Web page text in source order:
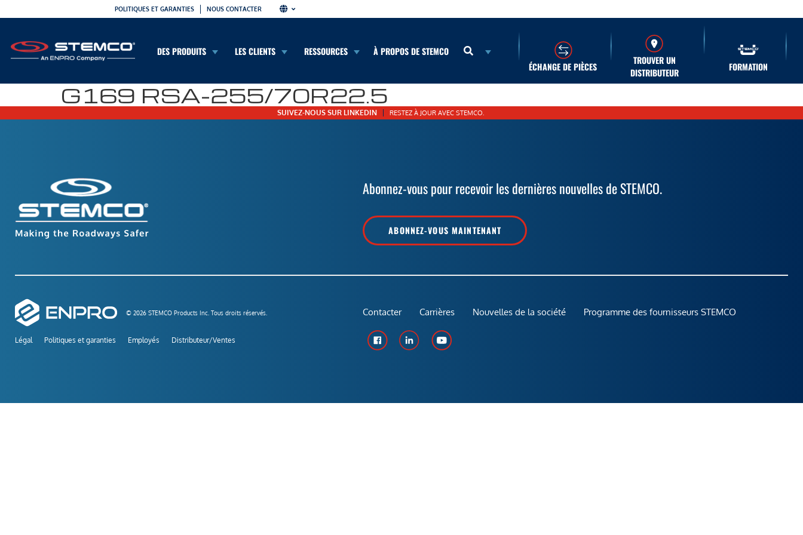
POLITIQUES ET GARANTIES NOUS CONTACTER
DES PRODUITS LES CLIENTS RESSOURCES
À PROPOS DE STEMCO
ÉCHANGE DE PIÈCES
TROUVER UN
DISTRIBUTEUR
FORMATION
G169 RSA-255/70R22.5
SUIVEZ-NOUS SUR LINKEDIN RESTEZ À JOUR AVEC STEMCO.
Abonnez-vous pour recevoir les dernières nouvelles de STEMCO.
ABONNEZ-VOUS MAINTENANT
© 2026 STEMCO Products Inc. Tous droits réservés.
Légal Politiques et garanties Employés Distributeur/Ventes
Contacter Carrières Nouvelles de la société Programme des fournisseurs STEMCO